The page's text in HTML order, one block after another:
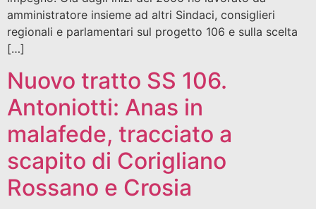
amministratore insieme ad altri Sindaci, consiglieri
regionali e parlamentari sul progetto 106 e sulla scelta
[…]
Nuovo tratto SS 106.
Antoniotti: Anas in
malafede, tracciato a
scapito di Corigliano
Rossano e Crosia